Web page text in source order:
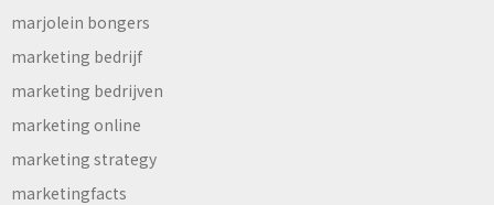
marjolein bongers
marketing bedrijf
marketing bedrijven
marketing online
marketing strategy
marketingfacts